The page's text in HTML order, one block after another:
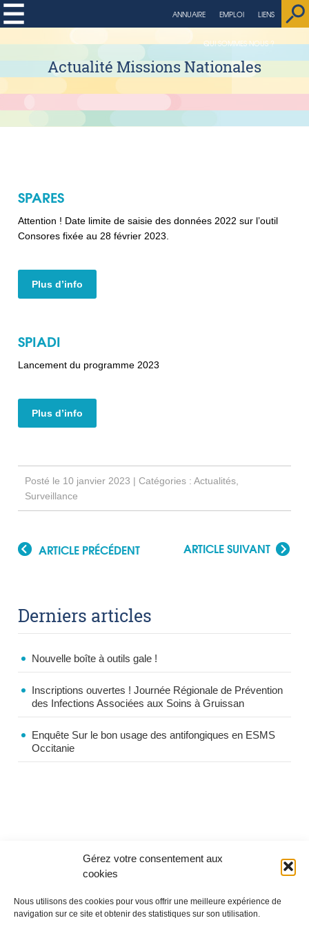
Gérez votre consentement aux
cookies
Nous utilisons des cookies pour vous offrir une meilleure expérience de
navigation sur ce site et obtenir des statistiques sur son utilisation.
LIENS
EMPLOI
ANNUAIRE
QUI SOMMES NOUS ?
Actualité Missions Nationales
SPARES
Attention ! Date limite de saisie des données 2022 sur l’outil
Consores fixée au 28 février 2023.
Plus d’info
SPIADI
Lancement du programme 2023
Plus d’info
Posté le 10 janvier 2023 | Catégories :Actualités
Surveillance
ARTICLE PRÉCÉDENT ARTICLE SUIVANT
Derniers articles
Nouvelle boîte à outils gale !
Inscriptions ouvertes ! Journée Régionale de Prévention
des Infections Associées aux Soins à Gruissan
Enquête Sur le bon usage des antifongiques en ESMS
Occitanie